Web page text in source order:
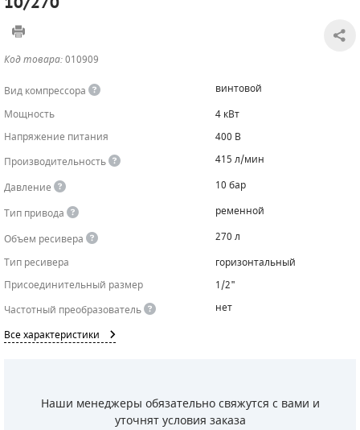
Код товара:010909
Вид компрессора
винтовой
Мощность
4 кВт
Напряжение питания
400 В
Производительность
415 л/мин
Давление
10 бар
Тип привода
ременной
Объем ресивера
270 л
Тип ресивера
горизонтальный
Присоединительный размер
1/2"
Частотный преобразователь
нет
Все характеристики
Наши менеджеры обязательно свяжутся с вами и
уточнят условия заказа
САДОВАЯ ТЕХНИКА
ЧИЛЛЕРЫ
КАНАЛИЗАЦИОННЫЕ НАСОСЫ
БЕНЗИНОВЫЕ МОТОПОМПЫ
ТАЛИ И ТЕЛЬФЕРЫ
ОСВЕТИТЕЛЬНЫЕ МАЧТЫ
КОНТРОЛЛЕРЫ (БЛОКИ УПРАВЛЕНИЯ)
ПРЕДОХРАНИТЕЛЬНЫЕ КЛАПАНЫ
ОБРАТНЫЕ КЛАПАНЫ
РЕЛЕ ДАВЛЕНИЯ ДЛЯ ДЛЯ КОМПРЕССОРОВ
ДАТЧИКИ
РУКАВА ВЫСОКОГО ДАВЛЕНИЯ (РВД)
ЗАПЧАСТИ ДЛЯ ВИНТОВЫХ КОМПРЕССОРОВ
ФИЛЬТРОВ